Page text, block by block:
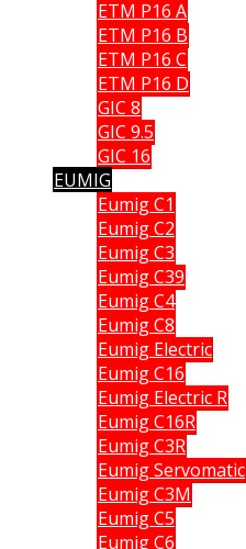
ETM P16 A
ETM P16 B
ETM P16 C
ETM P16 D
GIC 8
GIC 9.5
GIC 16
EUMIG
Eumig C1
Eumig C2
Eumig C3
Eumig C39
Eumig C4
Eumig C8
Eumig Electric
Eumig C16
Eumig Electric R
Eumig C16R
Eumig C3R
Eumig Servomatic
Eumig C3M
Eumig C5
Eumig C6